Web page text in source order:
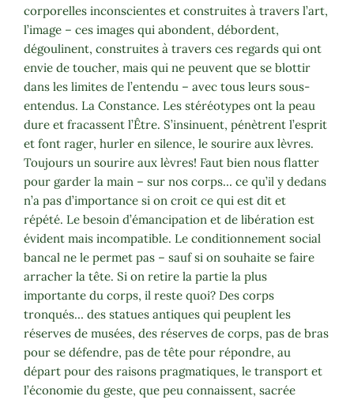
corporelles inconscientes et construites à travers l’art,
l’image – ces images qui abondent, débordent,
dégoulinent, construites à travers ces regards qui ont
envie de toucher, mais qui ne peuvent que se blottir
dans les limites de l’entendu – avec tous leurs sous-
entendus. La Constance. Les stéréotypes ont la peau
dure et fracassent l’Être. S’insinuent, pénètrent l’esprit
et font rager, hurler en silence, le sourire aux lèvres.
Toujours un sourire aux lèvres! Faut bien nous flatter
pour garder la main – sur nos corps… ce qu’il y dedans
n’a pas d’importance si on croit ce qui est dit et
répété. Le besoin d’émancipation et de libération est
évident mais incompatible. Le conditionnement social
bancal ne le permet pas – sauf si on souhaite se faire
arracher la tête. Si on retire la partie la plus
importante du corps, il reste quoi? Des corps
tronqués… des statues antiques qui peuplent les
réserves de musées, des réserves de corps, pas de bras
pour se défendre, pas de tête pour répondre, au
départ pour des raisons pragmatiques, le transport et
l’économie du geste, que peu connaissent, sacrée